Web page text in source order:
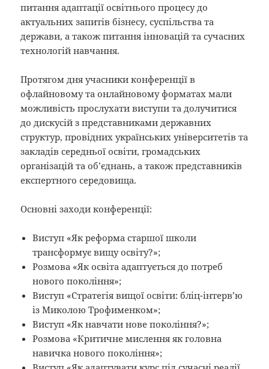
питання адаптації освітнього процесу до
актуальних запитів бізнесу, суспільства та
держави, а також питання інновацій та сучасних
технологій навчання.
Протягом дня учасники конференції в
офлайновому та онлайновому форматах мали
можливість прослухати виступи та долучитися
до дискусій з представниками державних
структур, провідних українських університетів та
закладів середньої освіти, громадських
організацій та об’єднань, а також представників
експертного середовища.
Основні заходи конференції:
Виступ «Як реформа старшої школи
трансформує вищу освіту?»;
Розмова «Як освіта адаптується до потреб
нового покоління»;
Виступ «Стратегія вищої освіти: бліц-інтерв’ю
із Миколою Трофименком»;
Виступ «Як навчати нове покоління?»;
Розмова «Критичне мислення як головна
навичка нового покоління»;